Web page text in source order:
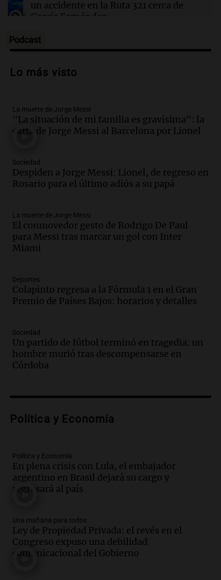
un accidente en la Ruta 321 cerca de
García Fernández
Episodios
Audio.El Tesoro Nacional captura 12
liquidez de 4 billones
Audio.La lección del Titanic y la
humildad en tiempos de tormenta
según San Ignacio de Loyola
Episodios
Audio. Tormentas y filtraciones: "El
agua entra por donde menos
Episodios
Audio.Nahuel Pennisi y la huella de
Mercedes Sosa: "La emoción es el filtro
máximo".
Episodios
Audio.Orellana Lucca celebró su peña
de folclore en Córdoba
Episodios
Audio.Trágico accidente en Mendoza:
un muerto y varios heridos tras caída de
Episodios
y cinco heridos tras caer dos autos desde
Episodios
Audio.Messi llegará esta noche a
Rosario para acompañar a su familia
tras la muerte de su papá
Audio.Ley de Propiedad Privada: el revés
en el Congreso expuso una debilidad
comunicacional del Gobierno
Podcast
Lo más visto
La muerte de Jorge Messi
"La situación de mi familia es gravísima": la
carta de Jorge Messi al Barcelona por Lionel
Sociedad
Despiden a Jorge Messi: Lionel, de regreso en
Rosario para el último adiós a su papá
La muerte de Jorge Messi
El conmovedor gesto de Rodrigo De Paul
para Messi tras marcar un gol con Inter
Miami
Deportes
Colapinto regresa a la Fórmula 1 en el Gran
Premio de Países Bajos: horarios y detalles
Sociedad
Un partido de fútbol terminó en tragedia: un
hombre murió tras descompensarse en
Córdoba
Política y Economía
Política y Economía
En plena crisis con Lula, el embajador
argentino en Brasil dejará su cargo y
regresará al país
Una mañana para todos
Ley de Propiedad Privada: el revés en el
Congreso expuso una debilidad
comunicacional del Gobierno